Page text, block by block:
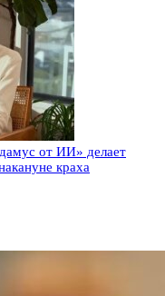
от ИИ» делает
краха